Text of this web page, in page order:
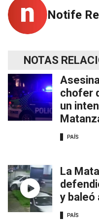
Notife
NOTAS
chofer
un
PAÍS
La
y baleó
PAÍS